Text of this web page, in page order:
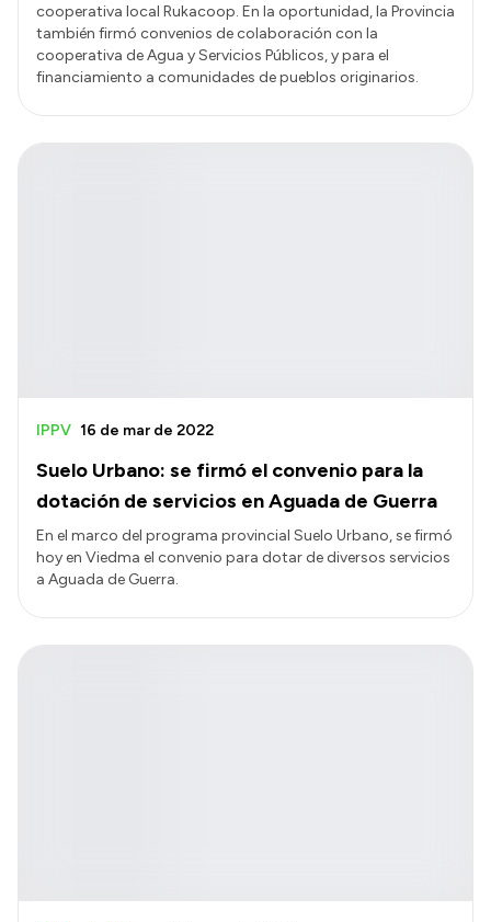
cooperativa local Rukacoop. En la oportunidad, la Provincia
también firmó convenios de colaboración con la
cooperativa de Agua y Servicios Públicos, y para el
financiamiento a comunidades de pueblos originarios.
Suelo Urbano: se firmó el convenio para la
dotación de servicios en Aguada de Guerra
IPPV 16 de mar de 2022
En el marco del programa provincial Suelo Urbano, se firmó
hoy en Viedma el convenio para dotar de diversos servicios
a Aguada de Guerra.